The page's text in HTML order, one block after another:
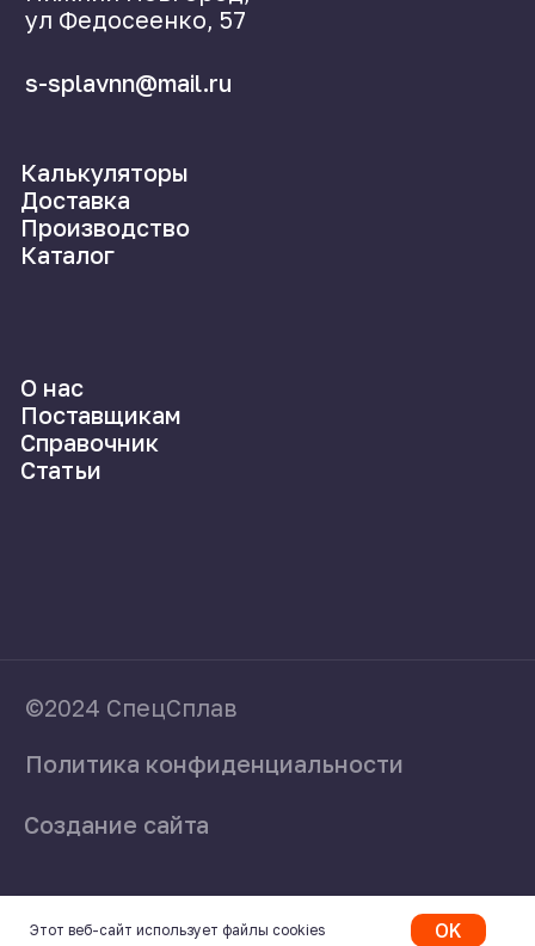
©2024 СпецСплав
Создание сайта
Этот веб-сайт использует файлы cookies OK